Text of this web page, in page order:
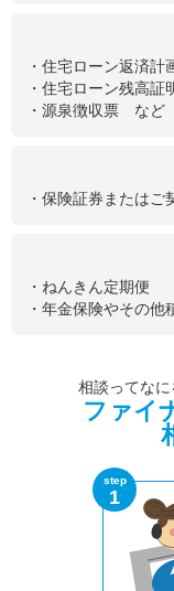
・住宅ローン返済計
・住宅ローン残高証
・源泉徴収票 など
・保険証券または
・ねんきん定期便
・年金保険やその
相談ってな
ファイ
step
1